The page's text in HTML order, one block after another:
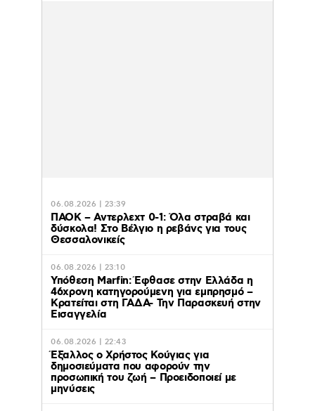
06.08.2026 | 23:39
ΠΑΟΚ – Αντερλεχτ 0-1: Όλα στραβά και
δύσκολα! Στο Βέλγιο η ρεβάνς για τους
Θεσσαλονικείς
06.08.2026 | 23:10
Υπόθεση Marfin: Έφθασε στην Ελλάδα η
46χρονη κατηγορούμενη για εμπρησμό –
Κρατείται στη ΓΑΔΑ- Την Παρασκευή στην
Εισαγγελία
06.08.2026 | 22:43
Έξαλλος ο Χρήστος Κούγιας για
δημοσιεύματα που αφορούν την
προσωπική του ζωή – Προειδοποιεί με
μηνύσεις